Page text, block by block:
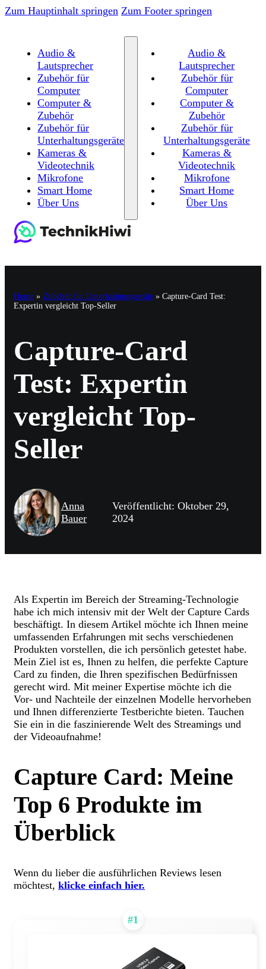
Zum Hauptinhalt springen Zum Footer springen
Audio &
Lautsprecher
Zubehör für
Computer
Computer &
Zubehör
Zubehör für
Unterhaltungsgeräte
Kameras &
Videotechnik
Mikrofone
Smart Home
Über Uns
Audio &
Lautsprecher
Zubehör für
Computer
Computer &
Zubehör
Zubehör für
Unterhaltungsgeräte
Kameras &
Videotechnik
Mikrofone
Smart Home
Über Uns
Home » Zubehör für Unterhaltungsgeräte » Capture-Card Test:
Expertin vergleicht Top-Seller
Capture-Card
Test: Expertin
vergleicht Top-
Seller
Anna
Bauer
Veröffentlicht: Oktober 29,
2024
Als Expertin im Bereich der Streaming-Technologie
habe ich mich intensiv mit der Welt der Capture Cards
beschäftigt. In diesem Artikel möchte ich Ihnen meine
umfassenden Erfahrungen mit sechs verschiedenen
Produkten vorstellen, die ich persönlich getestet habe.
Mein Ziel ist es, Ihnen zu helfen, die perfekte Capture
Card zu finden, die Ihren spezifischen Bedürfnissen
gerecht wird. Mit meiner Expertise möchte ich die
Vor- und Nachteile der einzelnen Modelle hervorheben
und Ihnen differenzierte Testberichte bieten. Tauchen
Sie ein in die faszinierende Welt des Streamings und
der Videoaufnahme!
Capture Card: Meine
Top 6 Produkte im
Überblick
Wenn du lieber die ausführlichen Reviews lesen
möchtest, klicke einfach hier.
#1